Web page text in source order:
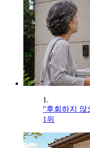
1.
"후회하지 않
1위